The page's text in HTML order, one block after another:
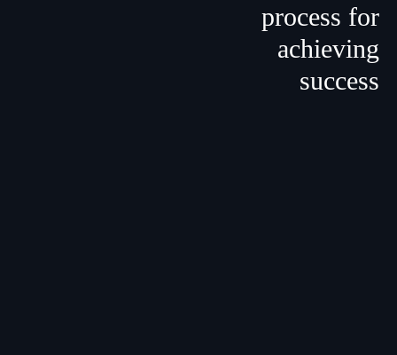
processfor
achieving
success